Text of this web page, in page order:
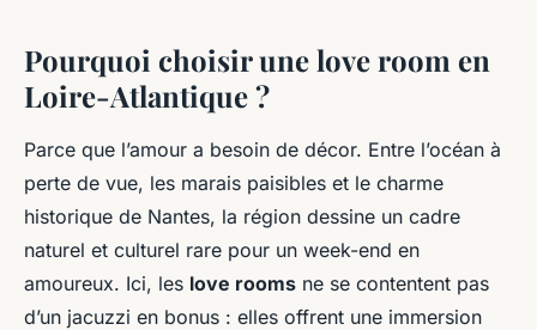
Pourquoi choisir une love room en
Loire-Atlantique ?
Parce que l’amour a besoin de décor. Entre l’océan à
perte de vue, les marais paisibles et le charme
historique de Nantes, la région dessine un cadre
naturel et culturel rare pour un week-end en
amoureux. Ici, les love rooms ne se contentent pas
d’un jacuzzi en bonus : elles offrent une immersion